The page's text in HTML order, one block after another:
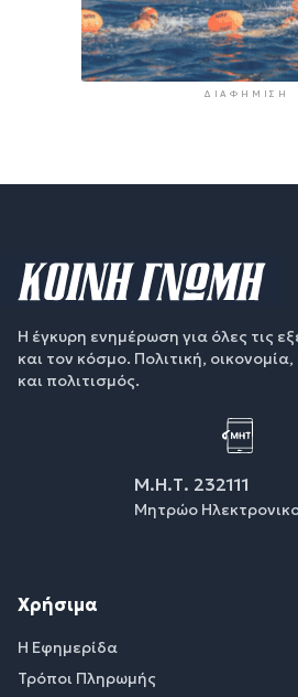
ΔΙΑΦΉΜΙΣΗ
Η έγκυρη ενημέρωση για όλες τις
και τον κόσμο. Πολιτική,
και πολιτισμός.
Μ.Η.Τ. 232111
Μητρώο
Χρήσιμα
Η Εφημερίδα
Τρόποι Πληρωμής